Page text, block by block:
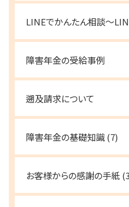
LINEでかんたん相談～
障害年金の受給事例
遡及請求について
障害年金の基礎知識(7)
お客様からの感謝の手紙